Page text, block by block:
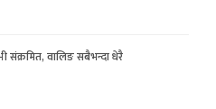
वालिङ सबैभन्दा धेरै